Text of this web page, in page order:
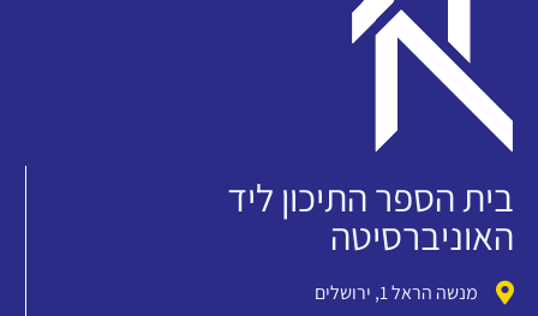
בית הספר התיכון ליד
האוניברסיטה
מנשה הראל 1, ירושלים